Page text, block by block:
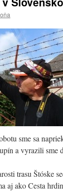
sme sa
a vyrazili sme
trasu Štóske
aj ako Cesta